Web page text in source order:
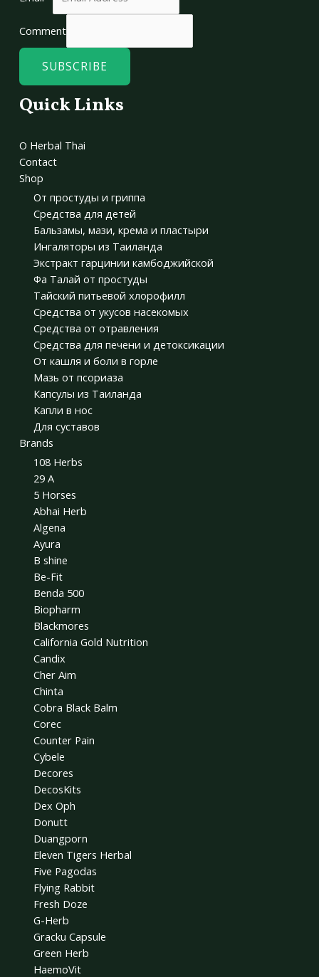
Comment
SUBSCRIBE
Quick Links
О Herbal Thai
Contact
Shop
От простуды и гриппа
Средства для детей
Бальзамы, мази, крема и пластыри
Ингаляторы из Таиланда
Экстракт гарцинии камбоджийской
Фа Талай от простуды
Тайский питьевой хлорофилл
Средства от укусов насекомых
Средства от отравления
Средства для печени и детоксикации
От кашля и боли в горле
Мазь от псориаза
Капсулы из Таиланда
Капли в нос
Для суставов
Brands
108 Herbs
29 A
5 Horses
Abhai Herb
Algena
Ayura
B shine
Be-Fit
Benda 500
Biopharm
Blackmores
California Gold Nutrition
Candix
Cher Aim
Chinta
Cobra Black Balm
Corec
Counter Pain
Cybele
Decores
DecosKits
Dex Oph
Donutt
Duangporn
Eleven Tigers Herbal
Five Pagodas
Flying Rabbit
Fresh Doze
G-Herb
Gracku Capsule
Green Herb
HaemoVit